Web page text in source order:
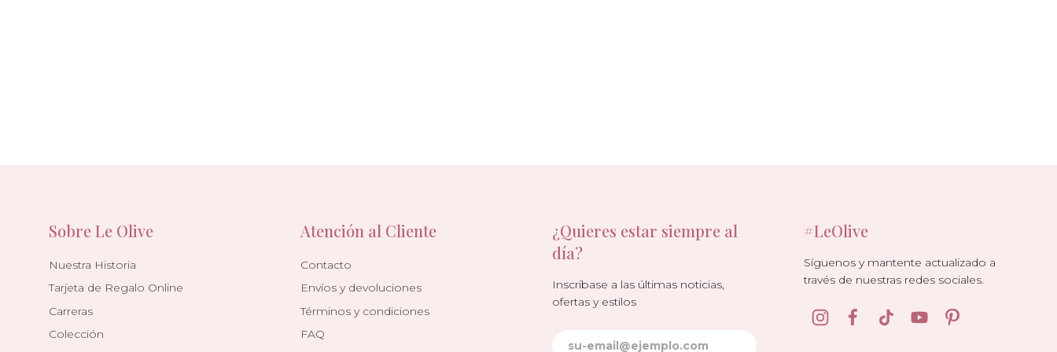
Sobre Le Olive
Nuestra Historia
Tarjeta de Regalo Online
Carreras
Colección
Atención al Cliente
Contacto
Envíos y devoluciones
Términos y condiciones
FAQ
¿Quieres estar siempre al
día?
Inscríbase a las últimas noticias,
ofertas y estilos
#LeOlive
Síguenos y mantente actualizado a
través de nuestras redes sociales.